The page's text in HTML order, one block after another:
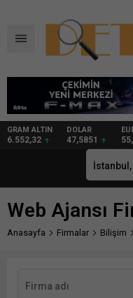
DOLAR
47,5851
EURO
55,1265
İstanbul,
Web Ajansı
Anasayfa Firmalar Bilişim